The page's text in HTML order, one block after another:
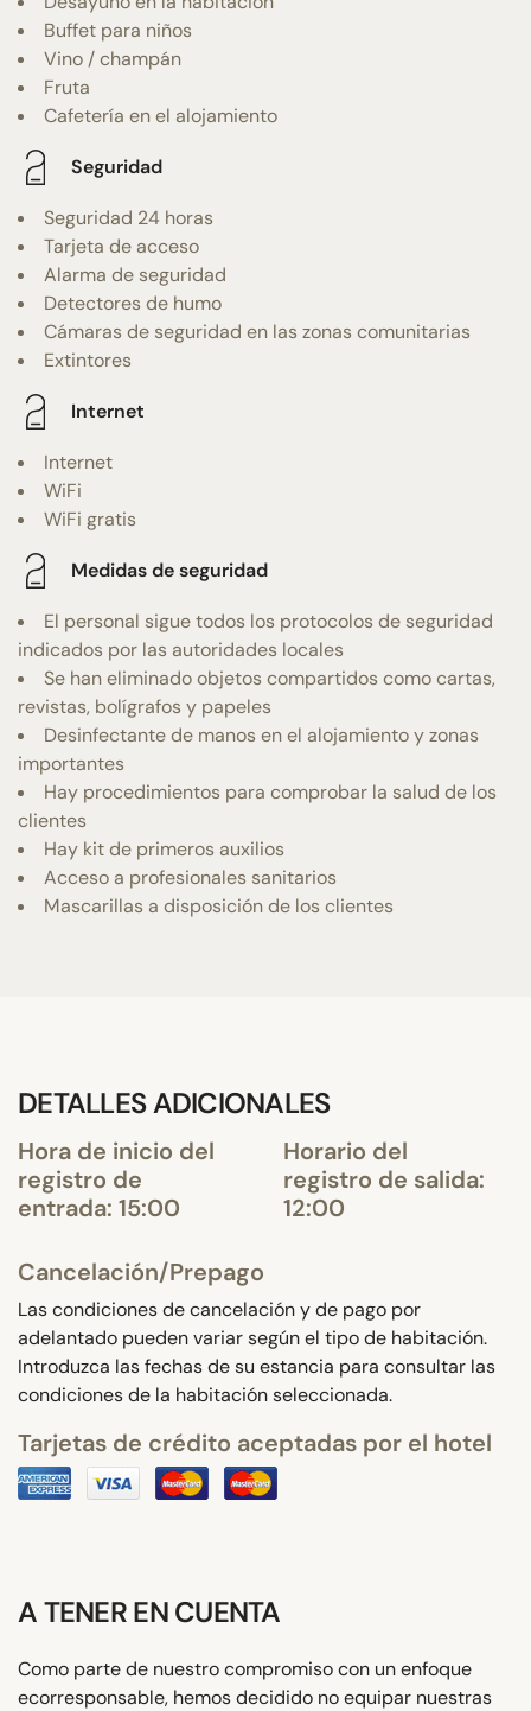
Buffet para niños
Vino / champán
Fruta
Cafetería en el alojamiento
Seguridad
Seguridad 24 horas
Tarjeta de acceso
Alarma de seguridad
Detectores de humo
Cámaras de seguridad en las zonas comunitarias
Extintores
Internet
Internet
WiFi
WiFi gratis
Medidas de seguridad
El personal sigue todos los protocolos de seguridad
indicados por las autoridades locales
Se han eliminado objetos compartidos como cartas,
revistas, bolígrafos y papeles
Desinfectante de manos en el alojamiento y zonas
importantes
Hay procedimientos para comprobar la salud de los
clientes
Hay kit de primeros auxilios
Acceso a profesionales sanitarios
Mascarillas a disposición de los clientes
DETALLES ADICIONALES
Hora de inicio del
registro de
entrada: 15:00
Horario del
registro de salida:
12:00
Cancelación/Prepago
Las condiciones de cancelación y de pago por
adelantado pueden variar según el tipo de habitación.
Introduzca las fechas de su estancia para consultar las
condiciones de la habitación seleccionada.
Tarjetas de crédito aceptadas por el hotel
A TENER EN CUENTA
Como parte de nuestro compromiso con un enfoque
ecorresponsable, hemos decidido no equipar nuestras